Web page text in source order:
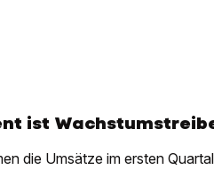
ist
die Umsätze im ersten